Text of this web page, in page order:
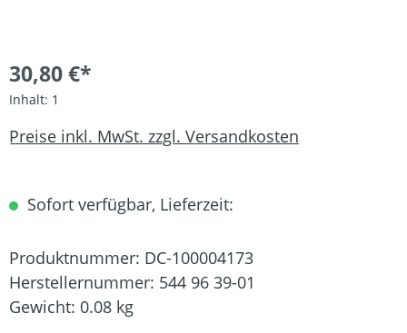
30,80 €*
Inhalt: 1
Preise inkl. MwSt. zzgl. Versandkosten
Sofort verfügbar, Lieferzeit:
Produktnummer: DC-100004173
Herstellernummer: 544 96 39-01
Gewicht: 0.08 kg